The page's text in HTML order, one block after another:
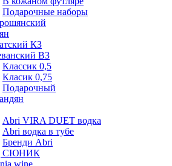
Подарочные наборы
КЗ
ВЗ
Классик 0,5
Класик 0,75
Подарочный
Abri VIRA DUET водка
Abri водка в тубе
Бренди Abri
СЮНИК
wine